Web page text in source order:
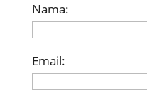
Nama:
Email: